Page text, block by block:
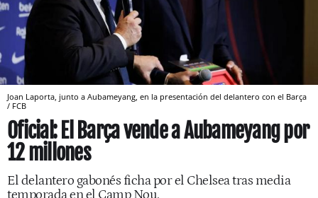
Joan Laporta, junto a Aubameyang, en la presentación del delantero con el Barça
/ FCB
Oficial: El Barça vende a Aubameyang por
12 millones
El delantero gabonés ficha por el Chelsea tras media
temporada en el Camp Nou.